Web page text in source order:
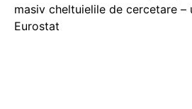
masiv cheltuielile de cercetare –
Eurostat